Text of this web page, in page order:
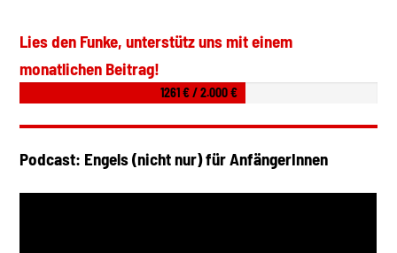
Lies den Funke, unterstütz uns mit einem
monatlichen Beitrag!
1261 € / 2.000 €
Podcast: Engels (nicht nur) für AnfängerInnen